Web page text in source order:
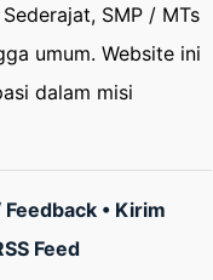
SMP / MTs
umum. Website ini
dalam misi
• Kirim
Feed